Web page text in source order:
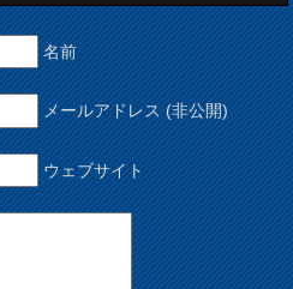
名前
メールアドレス (非公開)
ウェブサイト